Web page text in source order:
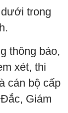
trong
thông báo,
xét, thi
cán bộ cấp
Giám